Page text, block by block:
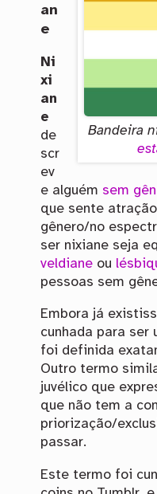
Bandeira
an
e
Ni
xi
an
e
de
scr
ev
e alguém sem
que sente
gênero/no
ser nixiane seja
veldianeou
pessoas sem
Embora já
cunhada para ser
foi definida
Outro termo
juvélico que
que não tem a
priorização/
passar.
Este termo foi